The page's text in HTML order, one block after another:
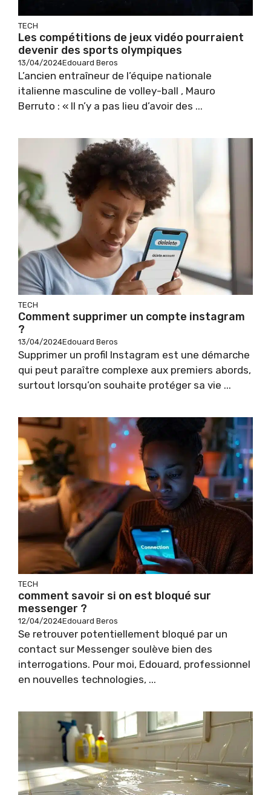
TECH
Les compétitions de jeux vidéo pourraient
devenir des sports olympiques
13/04/2024Edouard Beros
L’ancien entraîneur de l’équipe nationale
italienne masculine de volley-ball , Mauro
Berruto : « Il n’y a pas lieu d’avoir des ...
TECH
Comment supprimer un compte instagram
?
13/04/2024Edouard Beros
Supprimer un profil Instagram est une démarche
qui peut paraître complexe aux premiers abords,
surtout lorsqu’on souhaite protéger sa vie ...
TECH
comment savoir si on est bloqué sur
messenger ?
12/04/2024Edouard Beros
Se retrouver potentiellement bloqué par un
contact sur Messenger soulève bien des
interrogations. Pour moi, Edouard, professionnel
en nouvelles technologies, ...